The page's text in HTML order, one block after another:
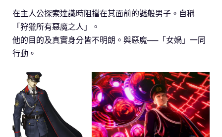
在主人公探索達識時阻擋在其面前的謎般男子。自稱
「狩獵所有惡魔之人」。
他的目的及真實身分皆不明朗。與惡魔──「女媧」一同
行動。